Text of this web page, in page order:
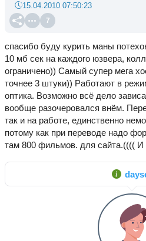
7
15.04.2010 07:50:23
спасибо буду курить маны
10 мб сек на каждого юзвера,
ограничено)) Самый супер мега
точнее 3 штуки)) Работают в
оптика. Возможно всё дело
вообще разочеровался внём.
так и на работе, единственно
потому как при переводе надо
там 800 фильмов. для сайта.(((( И